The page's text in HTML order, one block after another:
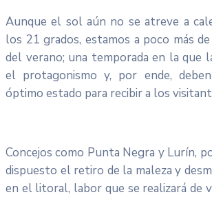
Aunque el sol aún no se atreve a
los 21 grados, estamos a poco más
del verano; una temporada en la que
el protagonismo y, por ende,
óptimo estado para recibir a los
Concejos como Punta Negra y Lurín,
dispuesto el retiro de la maleza y
en el litoral, labor que se realizará de